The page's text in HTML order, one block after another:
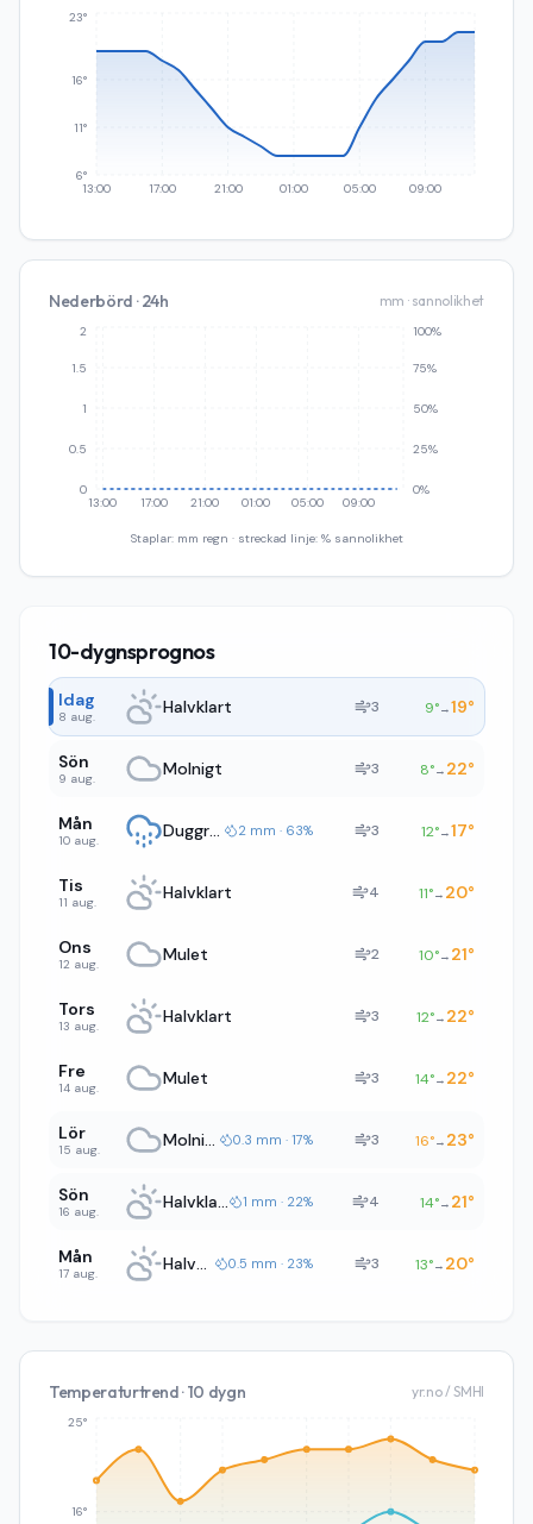
13:00 17:00 21:00 01:00 05:00 09:00
6°
11°
16°
23°
Nederbörd · 24h mm · sannolikhet
13:00 17:00 21:00 01:00 05:00 09:00
0
0.5
1
1.5
2
0%
25%
50%
75%
100%
Staplar: mm regn · streckad linje: % sannolikhet
10-dygnsprognos
Idag
8 aug. Halvklart 3 9°→19°
Sön
9 aug. Molnigt 3 8°→ 22°
Mån
10 aug. Duggregn 2 mm · 63% 3 12°→17°
Tis
11 aug. Halvklart 4 11°→ 20°
Ons
12 aug. Mulet 2 10°→ 21°
Tors
13 aug. Halvklart 3 12°→ 22°
Fre
14 aug. Mulet 3 14°→ 22°
Lör
15 aug. Molnigt 0.3 mm · 17% 3 16°→ 23°
Sön
16 aug. Halvklart 1 mm · 22% 4 14°→ 21°
Mån
17 aug. Halvklart 0.5 mm · 23% 3 13°→ 20°
Temperaturtrend · 10 dygn yr.no / SMHI
16°
25°